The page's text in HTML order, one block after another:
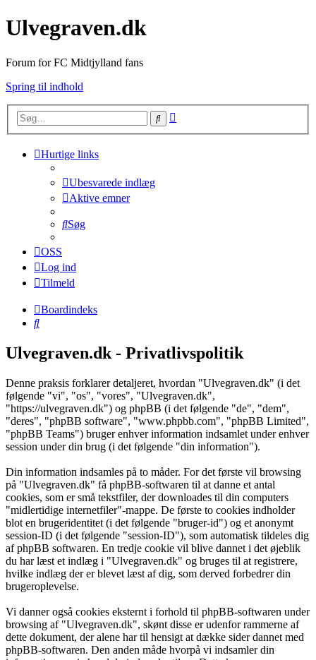
Ulvegraven.dk
Forum for FC Midtjylland fans
Spring til indhold
Søg
Hurtige links
Ubesvarede indlæg
Aktive emner
Søg
OSS
Log ind
Tilmeld
Boardindeks
Søg
Ulvegraven.dk - Privatlivspolitik
Denne praksis forklarer detaljeret, hvordan "Ulvegraven.dk" (i det
følgende "vi", "os", "vores", "Ulvegraven.dk",
"https://ulvegraven.dk") og phpBB (i det følgende "de", "dem",
"deres", "phpBB software", "www.phpbb.com", "phpBB Limited",
"phpBB Teams") bruger enhver information indsamlet under enhver
session under din brug (i det følgende "din information").
Din information indsamles på to måder. For det første vil browsing
på "Ulvegraven.dk" få phpBB-softwaren til at danne et antal
cookies, som er små tekstfiler, der downloades til din computers
"midlertidige internetfiler"-mappe. De første to cookies indholder
blot en brugeridentitet (i det følgende "bruger-id") og et anonymt
session-ID (i det følgende "session-ID"), som automatisk tildeles dig
af phpBB softwaren. En tredje cookie vil blive dannet i det øjeblik
du har læst et indlæg i "Ulvegraven.dk" og bruges til at registrere,
hvilke indlæg der er blevet læst af dig, som derved forbedrer din
brugeroplevelse.
Vi danner også cookies eksternt i forhold til phpBB-softwaren under
browsing af "Ulvegraven.dk", skønt disse er udenfor rammerne af
dette dokument, der alene har til hensigt at dække sider dannet med
phpBB-softwaren. Den anden måde hvorpå vi indsamler din